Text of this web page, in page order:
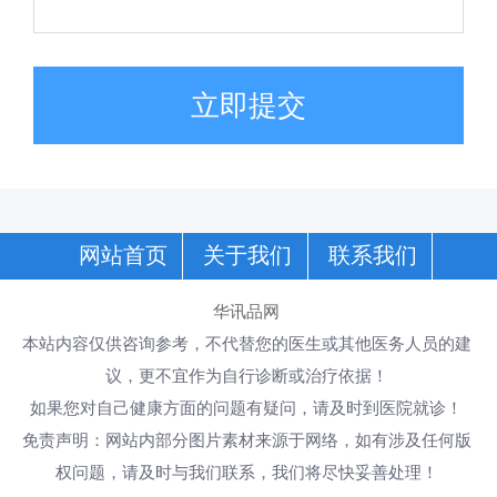
立即提交
网站首页 关于我们 联系我们
华讯品网
本站内容仅供咨询参考，不代替您的医生或其他医务人员的建
议，更不宜作为自行诊断或治疗依据！
如果您对自己健康方面的问题有疑问，请及时到医院就诊！
免责声明：网站内部分图片素材来源于网络，如有涉及任何版
权问题，请及时与我们联系，我们将尽快妥善处理！